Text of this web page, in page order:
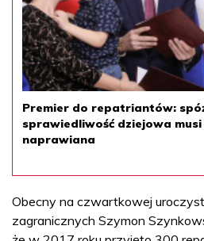
Premier do repatriantów:
sprawiedliwość dziejowa
naprawiana
Obecny na czwartkowej
zagranicznych Szymon